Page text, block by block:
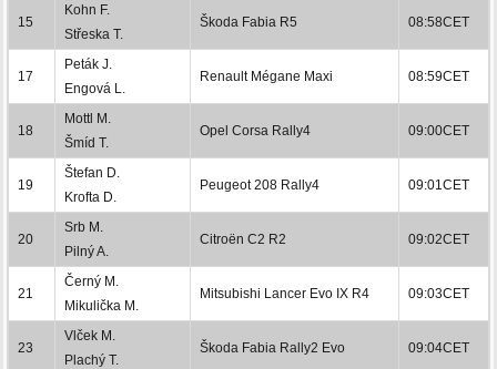
15
Kohn F.
Střeska T.
Škoda Fabia R5 08:58CET
17
Peták J.
Engová L.
Renault Mégane Maxi 08:59CET
18
Mottl M.
Šmíd T.
Opel Corsa Rally4 09:00CET
19
Štefan D.
Krofta D.
Peugeot 208 Rally4 09:01CET
20
Srb M.
Pilný A.
Citroën C2 R2 09:02CET
21
Černý M.
Mikulička M.
Mitsubishi Lancer Evo IX R4 09:03CET
23
Vlček M.
Plachý T.
Škoda Fabia Rally2 Evo 09:04CET